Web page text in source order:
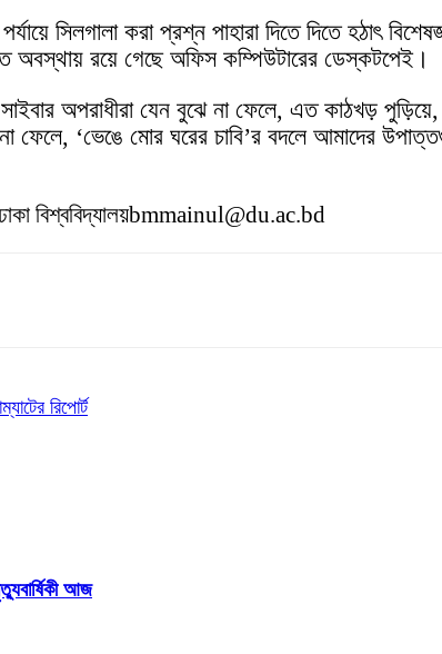
সিলগালা করা প্রশ্ন পাহারা দিতে দিতে হঠাৎ
অবস্থায় রয়ে গেছে অফিস কম্পিউটারের ডেস্কটপেই।
অপরাধীরা যেন বুঝে না ফেলে, এত কাঠখড়
‘ভেঙে মোর ঘরের চাবি’র বদলে আমাদের
বিশ্ববিদ্যালয়bmmainul@du.ac.bd
রিপোর্ট
আজ